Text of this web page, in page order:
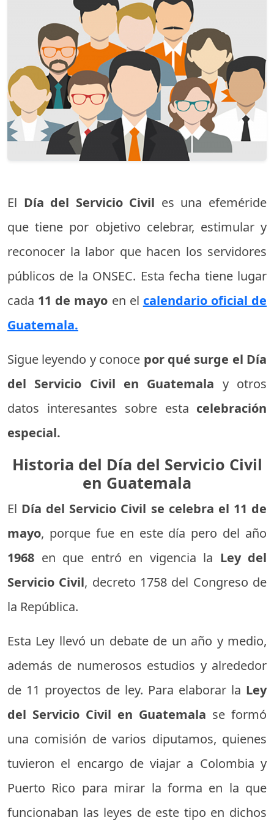
El Día del Servicio Civil es una efeméride
que tiene por objetivo celebrar, estimular y
reconocer la labor que hacen los servidores
públicos de la ONSEC. Esta fecha tiene lugar
cada 11 de mayo en el calendario oficial de
Guatemala.
Sigue leyendo y conoce por qué surge el Día
del Servicio Civil en Guatemala y otros
datos interesantes sobre esta celebración
especial.
Historia del Día del Servicio Civil
en Guatemala
El Día del Servicio Civil se celebra el 11 de
mayo, porque fue en este día pero del año
1968 en que entró en vigencia la Ley del
Servicio Civil, decreto 1758 del Congreso de
la República.
Esta Ley llevó un debate de un año y medio,
además de numerosos estudios y alrededor
de 11 proyectos de ley. Para elaborar la Ley
del Servicio Civil en Guatemala se formó
una comisión de varios diputamos, quienes
tuvieron el encargo de viajar a Colombia y
Puerto Rico para mirar la forma en la que
funcionaban las leyes de este tipo en dichos